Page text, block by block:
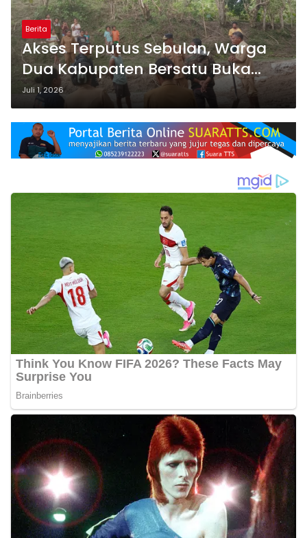
Berita
Akses Terputus Sebulan, Warga
Dua Kabupaten Bersatu Buka
Kembali Jalan Penghubung
Juli 1, 2026